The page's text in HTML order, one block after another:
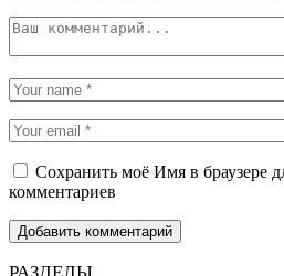
Сохранить моё Имя в браузере
комментариев